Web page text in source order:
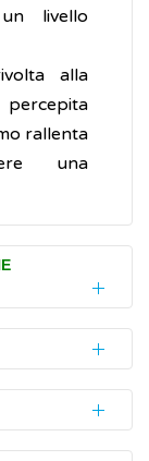
livello
alla
rallenta
una
è un
scatena
quale il
di
alla base
o della